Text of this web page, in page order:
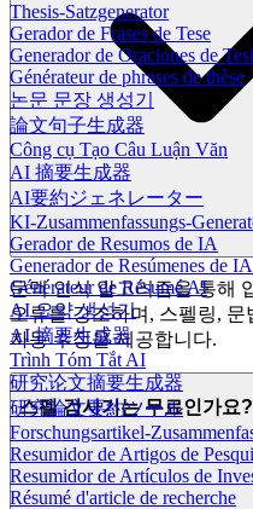
Thesis-Satzgenerator
Gerador de Frases de Tese
Generador de Oraciones de
Générateur de phrases de thèse
논문 문장 생성기
論文句子生成器
Công cụ Tạo Câu Luận Văn
AI 摘要生成器
AI要約ジェネレーター
KI-Zusammenfassungs-
Gerador de Resumos de IA
Generador de Resúmenes de IA
Générateur de Résumé AI
AI 요약 생성기
AI 摘要生成器
Trình Tóm Tắt AI
研究论文摘要生成器
研究論文要約ツール
Forschungsartikel-
Resumidor de Artigos de
Resumidor de Artículos de
Résumé d'article de recherche
문맥 인식 알고리즘을 통해
오류를 강조하며, 스펠링,
자동 수정을 제공합니다.
스펠 검사기는 무료인가요?